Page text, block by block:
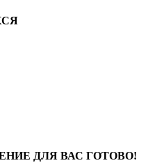
ДЛЯ ВАС ГОТОВО!